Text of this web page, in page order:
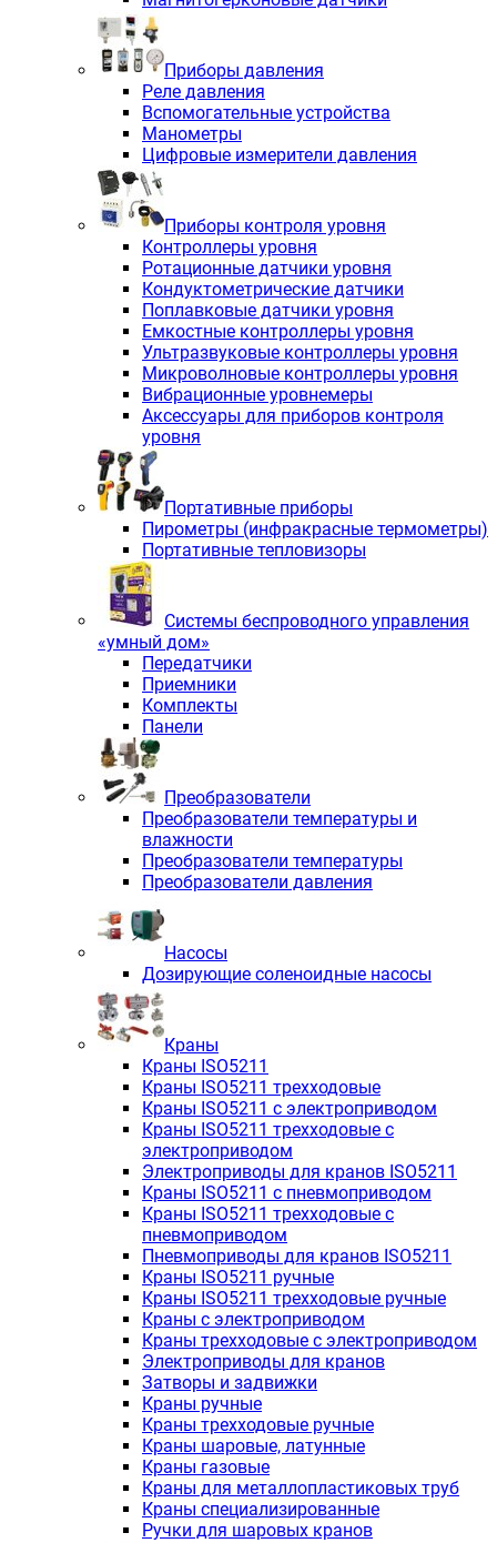
Приборы давления
Реле давления
Вспомогательные устройства
Манометры
Цифровые измерители давления
Приборы контроля уровня
Контроллеры уровня
Ротационные датчики уровня
Кондуктометрические датчики
Поплавковые датчики уровня
Емкостные контроллеры уровня
Ультразвуковые контроллеры уровня
Микроволновые контроллеры уровня
Вибрационные уровнемеры
Аксессуары для приборов контроля
уровня
Портативные приборы
Пирометры (инфракрасные термометры)
Портативные тепловизоры
Системы беспроводного управления
«умный дом»
Передатчики
Приемники
Комплекты
Панели
Преобразователи
Преобразователи температуры и
влажности
Преобразователи температуры
Преобразователи давления
Насосы
Дозирующие соленоидные насосы
Краны
Краны ISO5211
Краны ISO5211 трехходовые
Краны ISO5211 с электроприводом
Краны ISO5211 трехходовые с
электроприводом
Электроприводы для кранов ISO5211
Краны ISO5211 с пневмоприводом
Краны ISO5211 трехходовые с
пневмоприводом
Пневмоприводы для кранов ISO5211
Краны ISO5211 ручные
Краны ISO5211 трехходовые ручные
Краны с электроприводом
Краны трехходовые с электроприводом
Электроприводы для кранов
Затворы и задвижки
Краны ручные
Краны трехходовые ручные
Краны шаровые, латунные
Краны газовые
Краны для металлопластиковых труб
Краны специализированные
Ручки для шаровых кранов